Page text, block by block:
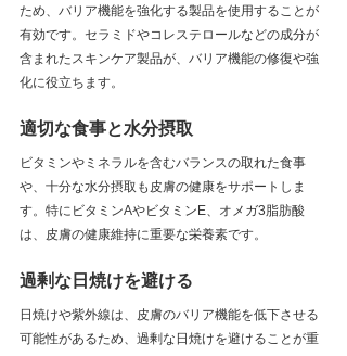
ため、バリア機能を強化する製品を使用することが
有効です。セラミドやコレステロールなどの成分が
含まれたスキンケア製品が、バリア機能の修復や強
化に役立ちます。
適切な食事と水分摂取
ビタミンやミネラルを含むバランスの取れた食事
や、十分な水分摂取も皮膚の健康をサポートしま
す。特にビタミンAやビタミンE、オメガ3脂肪酸
は、皮膚の健康維持に重要な栄養素です。
過剰な日焼けを避ける
日焼けや紫外線は、皮膚のバリア機能を低下させる
可能性があるため、過剰な日焼けを避けることが重